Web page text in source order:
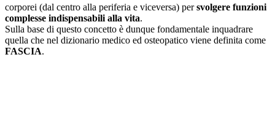
corporei (dal centro alla periferia e viceversa) persvolgere funzioni
complesse indispensabili alla vita.
Sulla base di questo concetto è dunque fondamentale inquadrare
quella che nel dizionario medico ed osteopatico viene definita come
FASCIA.